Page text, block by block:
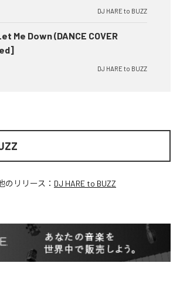
DJ HARE to BUZZ
Me Down (DANCE COVER
DJ HARE to BUZZ
のリリース： DJ HARE to BUZZ